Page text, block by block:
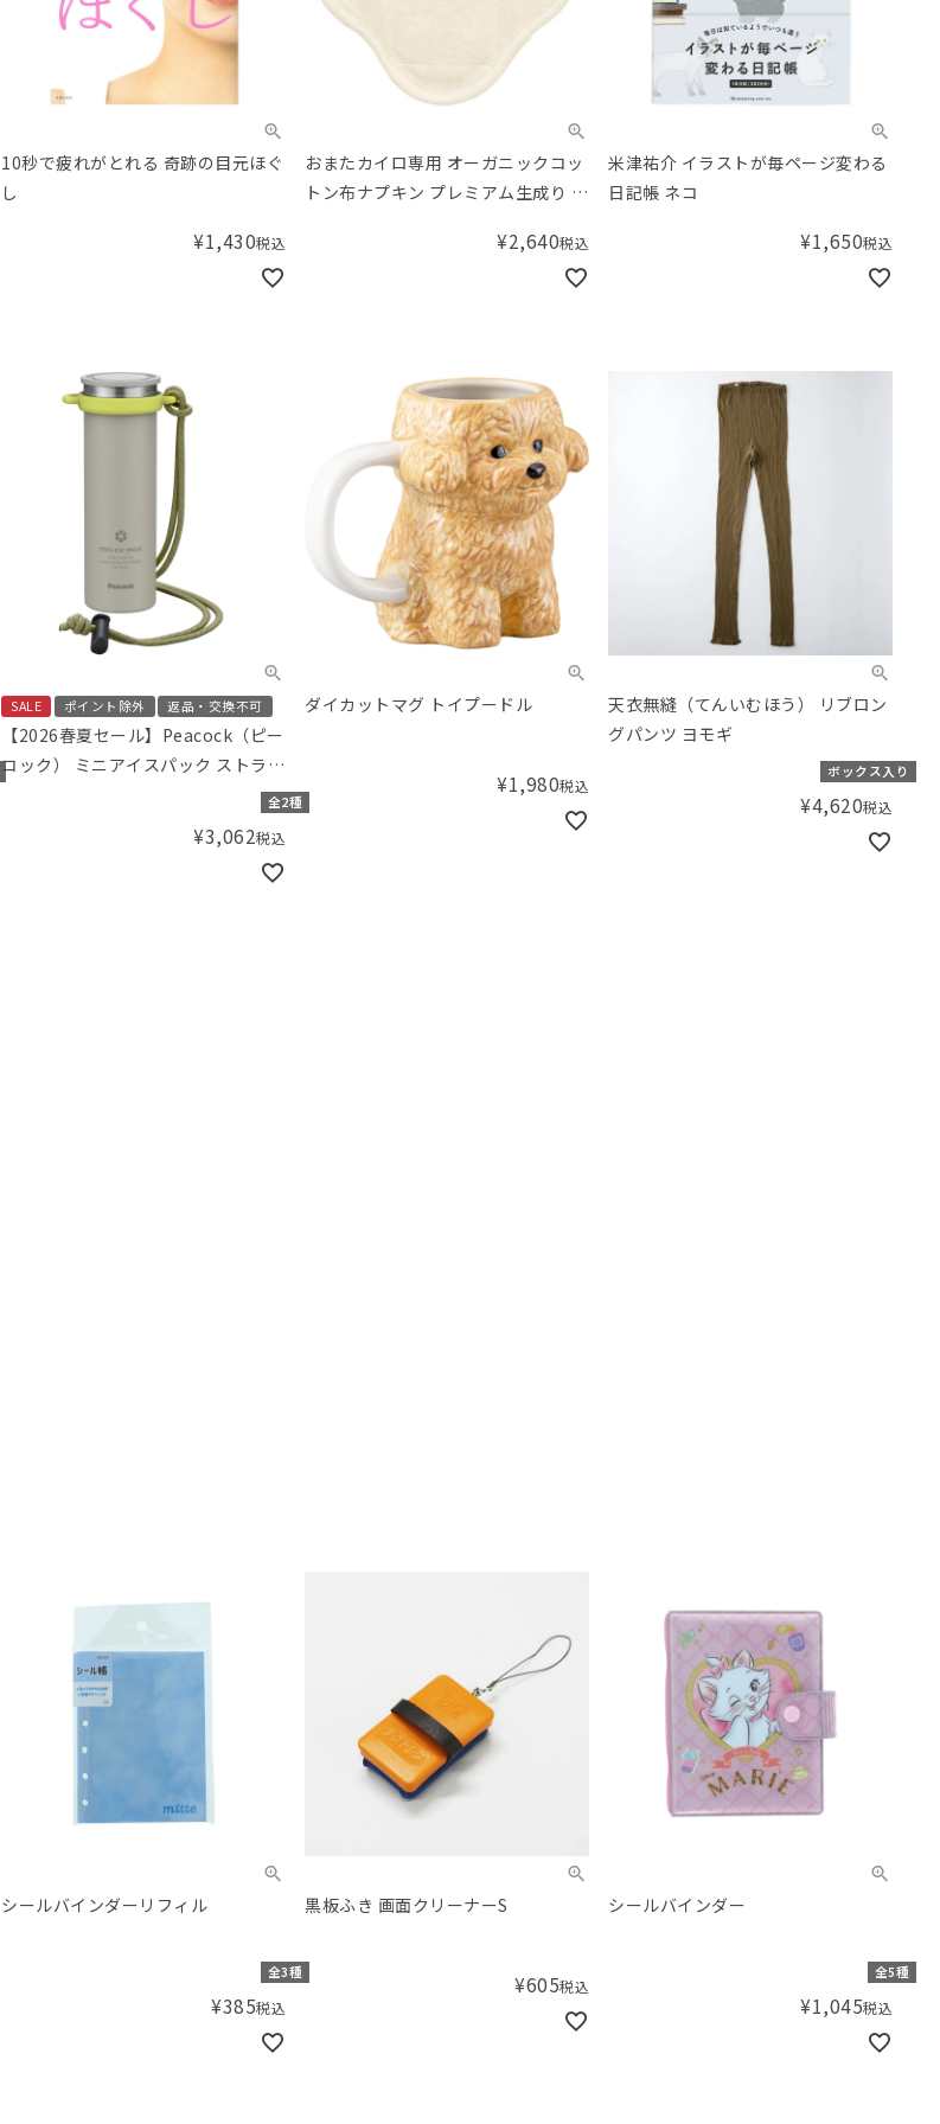
10秒で疲れがとれる 奇跡の目元ほぐ
し
¥1,430税込
おまたカイロ専用 オーガニックコッ
トン布ナプキン プレミアム生成り カ
¥2,640税込
米津祐介 イラストが毎ページ変わる
日記帳 ネコ
¥1,650税込
SALE ポイント除外 返品・交換不可
【2026春夏セール】Peacock（ピー
コック） ミニアイスパック ストラッ
全2種
¥3,062税込
ダイカットマグ トイプードル
¥1,980税込
天衣無縫（てんいむほう） リブロン
グパンツ ヨモギ
ボックス入り
¥4,620税込
シールバインダーリフィル
全3種
¥385税込
黒板ふき 画面クリーナーS
¥605税込
シールバインダー
全5種
¥1,045税込